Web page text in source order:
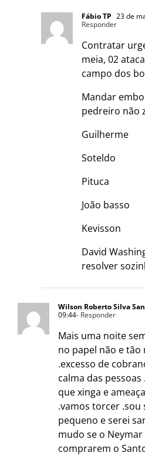
Fábio TP 23 de
Responder
Contratar
meia, 02
campo dos
Mandar
pedreiro não
Guilherme
Soteldo
Pituca
João basso
Kevisson
David
resolver
Wilson Roberto Silva
09:44- Responder
Mais uma noite
no papel não e
.excesso de
calma das
que xinga e
.vamos torcer .sou
pequeno e serei
mudo se o Neymar
comprarem o